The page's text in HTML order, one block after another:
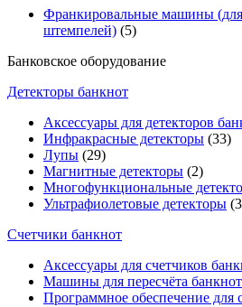
Франкировальные машины
штемпелей) (5)
Банковское оборудование
Детекторы банкнот
Аксессуары для детекторов
Инфракрасные детекторы (33)
Лупы (29)
Магнитные детекторы (2)
Многофункциональные
Ультрафиолетовые детекторы
Счетчики банкнот
Аксессуары для счетчиков
Машины для пересчёта банкнот
Программное обеспечение для